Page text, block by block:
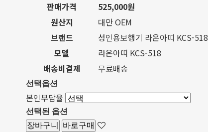
판매가격
525,000원
원산지
대만 OEM
브랜드
성인용보행기 라온아띠 KCS-518
모델
라온아띠 KCS-518
배송비결제
무료배송
선택옵션
본인부담율
선택된 옵션
장바구니
바로구매